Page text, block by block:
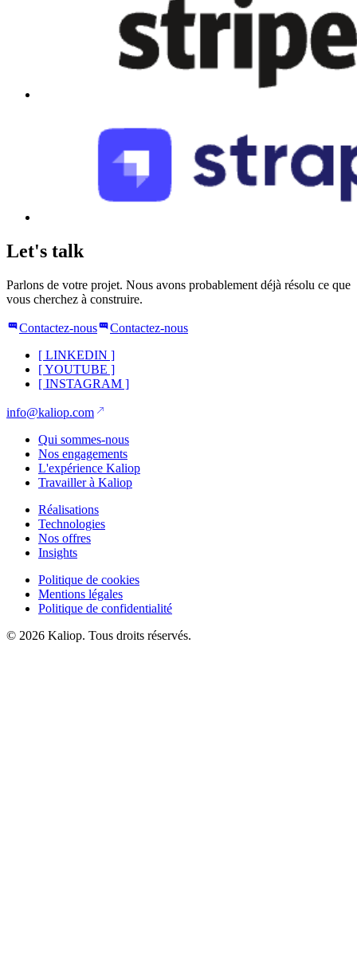
Let's talk
Parlons de votre projet. Nous avons probablement déjà résolu ce que
vous cherchez à construire.
Contactez-nous
Contactez-nous
[ LINKEDIN ]
[YOUTUBE ]
[ INSTAGRAM ]
info@kaliop.com
Qui sommes-nous
Nos engagements
L'expérience Kaliop
Travailler à Kaliop
Réalisations
Technologies
Nos offres
Insights
Politique de cookies
Mentions légales
Politique de confidentialité
© 2026 Kaliop. Tous droits réservés.